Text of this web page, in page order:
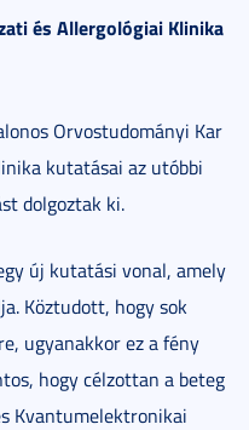
és Allergológiai Klinika
Orvostudományi Kar
kutatásai az utóbbi
dolgoztak ki.
új kutatási vonal, amely
Köztudott, hogy sok
ugyanakkor ez a fény
hogy célzottan a beteg
Kvantumelektronikai